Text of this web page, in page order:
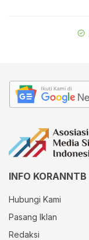
INFO KORANNTB
Hubungi Kami
Pasang Iklan
Redaksi